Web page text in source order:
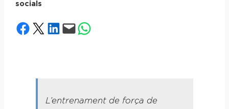
socials
Share on Facebook
Share on X Share on LinkedIn
Email this PageShare on WhatsApp
L’entrenament de força de